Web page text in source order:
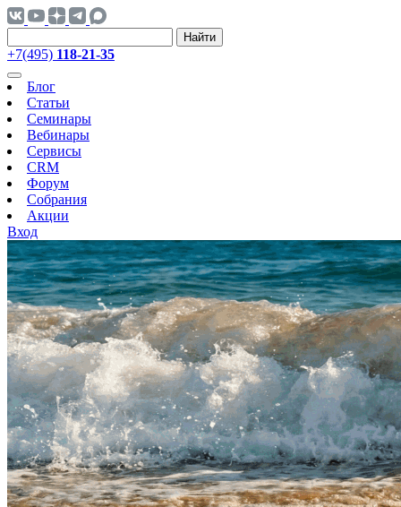
Найти
+7(495) 118-21-35
Блог
Статьи
Семинары
Вебинары
Сервисы
CRM
Форум
Собрания
Акции
Вход